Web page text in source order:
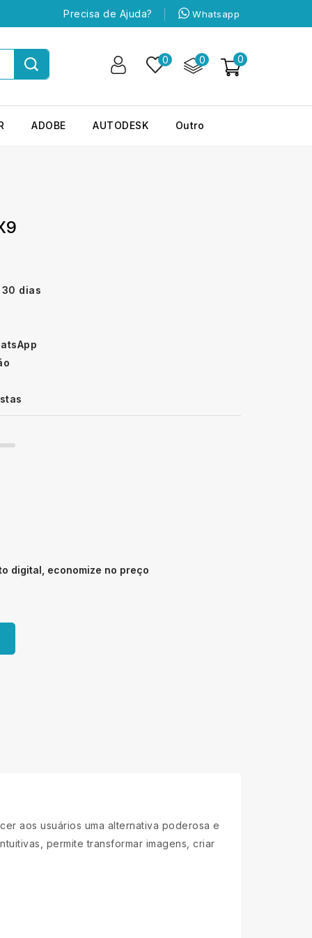
Whatsapp
Precisa de Ajuda?
0
0
0
ADOBE AUTODESK Outro
dias
digital, economize no preço
aos usuários uma alternativa poderosa e
permite transformar imagens, criar